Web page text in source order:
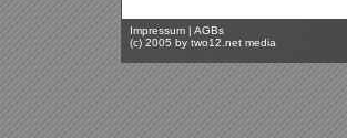
Impressum | AGBs
(c) 2005 by two12.net media